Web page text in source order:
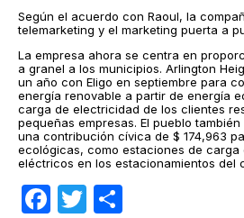
Según el acuerdo con Raoul, la
telemarketing y el marketing puerta a
La empresa ahora se centra en
a granel a los municipios. Arlington
un año con Eligo en septiembre para
energía renovable a partir de energía
carga de electricidad de los clientes
pequeñas empresas. El pueblo
una contribución cívica de $ 174,963
ecológicas, como estaciones de carga
eléctricos en los estacionamientos del
Facebook
Twitter